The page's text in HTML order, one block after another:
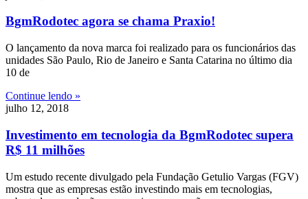
BgmRodotec agora se chama Praxio!
O lançamento da nova marca foi realizado para os funcionários das
unidades São Paulo, Rio de Janeiro e Santa Catarina no último dia
10 de
Continue lendo »
julho 12, 2018
Investimento em tecnologia da BgmRodotec supera
R$ 11 milhões
Um estudo recente divulgado pela Fundação Getulio Vargas (FGV)
mostra que as empresas estão investindo mais em tecnologias,